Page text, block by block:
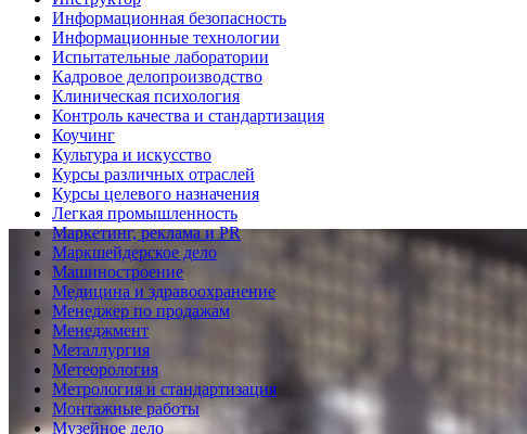
Информационная безопасность
Информационные технологии
Испытательные лаборатории
Кадровое делопроизводство
Клиническая психология
Контроль качества и стандартизация
Коучинг
Культура и искусство
Курсы различных отраслей
Курсы целевого назначения
Легкая промышленность
Маркетинг, реклама и PR
Маркшейдерское дело
Машиностроение
Медицина и здравоохранение
Менеджер по продажам
Менеджмент
Металлургия
Метеорология
Метрология и стандартизация
Монтажные работы
Музейное дело